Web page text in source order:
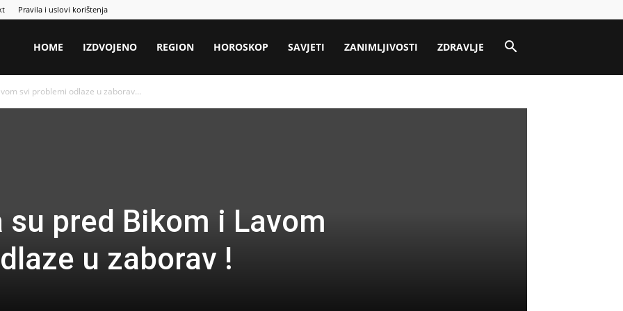
Pravila i uslovi korištenja
HOME IZDVOJENO REGION HOROSKOP SAVJETI ZANIMLJIVOSTI ZDRAVLJE
svi problemi odlaze u zaborav...
su pred Bikom i Lavom
u zaborav !